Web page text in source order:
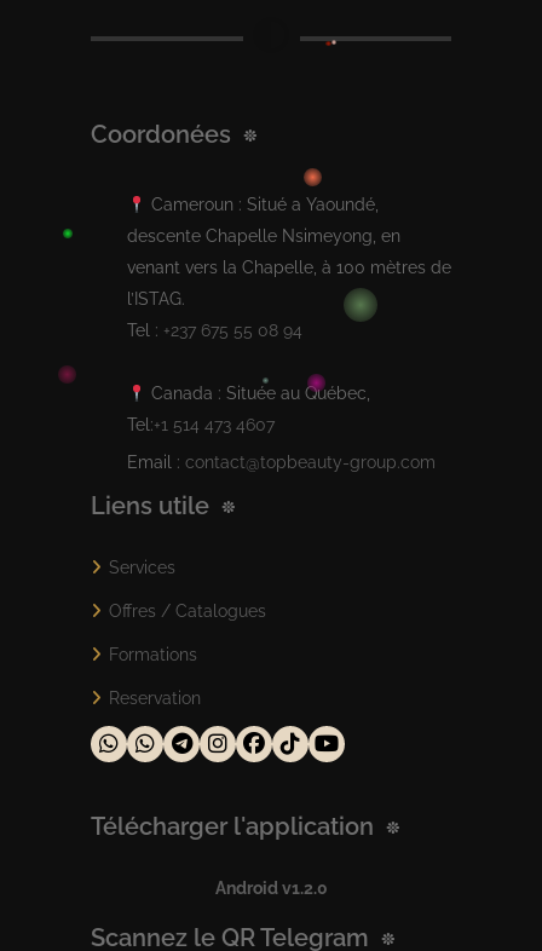
Coordonées
Cameroun : Situé a Yaoundé,
descente Chapelle Nsimeyong, en
venant vers la Chapelle, à 100 mètres de
l’ISTAG.
Tel : +237 675 55 08 94
Canada : Située au Québec,
Tel:+1 514 473 4607
Email : contact@topbeauty-group.com
Liens utile
Services
Offres / Catalogues
Formations
Reservation
Télécharger l'application
Android v1.2.0
Scannez le QR Telegram